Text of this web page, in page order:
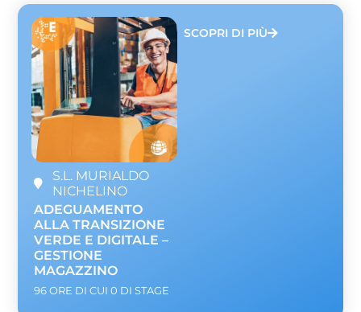
S.L. MURIALDO
NICHELINO
ADEGUAMENTO
ALLA TRANSIZIONE
VERDE E DIGITALE –
GESTIONE
MAGAZZINO
96 ORE DI CUI 0 DI STAGE
SCOPRI DI PIÙ